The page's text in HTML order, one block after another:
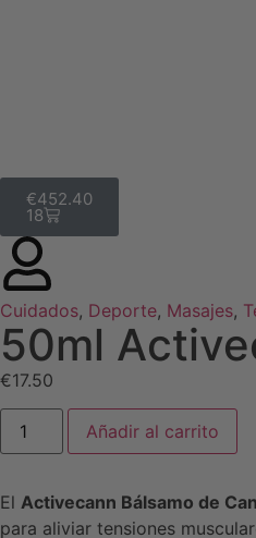
€452.40
18
Cuidados, Deporte, Masajes,
50ml
€17.50
Añadir al carrito
El Activecann Bálsamo de
para aliviar tensiones